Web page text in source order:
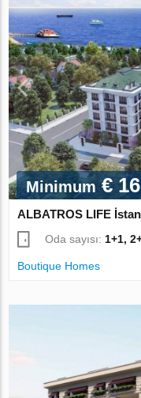
Minimum €
ALBATROS LIFE
Oda sayısı: 1+1,
Boutique Homes